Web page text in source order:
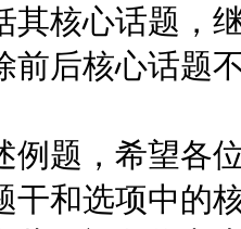
其核心话题，
前后核心话题
题，希望各位
干和选项中的